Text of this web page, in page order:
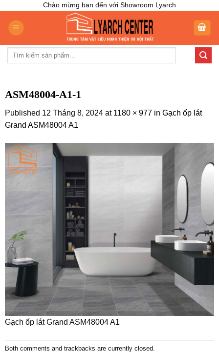
content
Chào mừng bạn đến với Showroom Lyarch
Tìm
ASM48004-A1-1
Published 12 Tháng 8, 2024 at 1180 × 977 in Gạch ốp lát
Grand ASM48004 A1
Gạch ốp lát Grand ASM48004 A1
Both comments and trackbacks are currently closed.